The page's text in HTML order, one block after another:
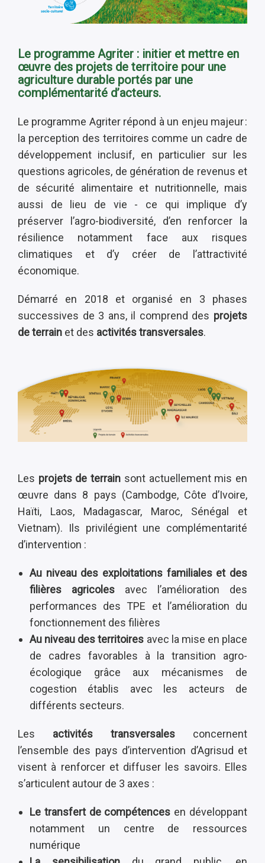
Le programme Agriter : initier et mettre en
œuvre des projets de territoire pour une
agriculture durable portés par une
complémentarité d’acteurs.
Le programme Agriter répond à un enjeu majeur :
la perception des territoires comme un cadre de
développement inclusif, en particulier sur les
questions agricoles, de génération de revenus et
de sécurité alimentaire et nutritionnelle, mais
aussi de lieu de vie - ce qui implique d’y
préserver l’agro-biodiversité, d’en renforcer la
résilience notamment face aux risques
climatiques et d’y créer de l’attractivité
économique.
Démarré en 2018 et organisé en 3 phases
successives de 3 ans, il comprend des projets
de terrain et des activités transversales.
Les projets de terrain sont actuellement mis en
œuvre dans 8 pays (Cambodge, Côte d’Ivoire,
Haïti, Laos, Madagascar, Maroc, Sénégal et
Vietnam). Ils privilégient une complémentarité
d’intervention :
Au niveau des exploitations familiales et des
filières agricoles avec l’amélioration des
performances des TPE et l’amélioration du
fonctionnement des filières
Au niveau des territoires avec la mise en place
de cadres favorables à la transition agro-
écologique grâce aux mécanismes de
cogestion établis avec les acteurs de
différents secteurs.
Les activités transversales concernent
l’ensemble des pays d’intervention d’Agrisud et
visent à renforcer et diffuser les savoirs. Elles
s’articulent autour de 3 axes :
Le transfert de compétences en développant
notamment un centre de ressources
numérique